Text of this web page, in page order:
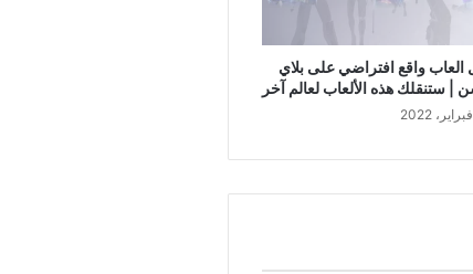
واقع افتراضي على بلاي
| ستنقلك هذه الألعاب لعالم آخر